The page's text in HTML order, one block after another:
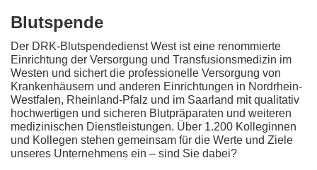
Blutspende
Der DRK-Blutspendedienst West ist eine renommierte
Einrichtung der Versorgung und Transfusionsmedizin im
Westen und sichert die professionelle Versorgung von
Krankenhäusern und anderen Einrichtungen in Nordrhein-
Westfalen, Rheinland-Pfalz und im Saarland mit qualitativ
hochwertigen und sicheren Blutpräparaten und weiteren
medizinischen Dienstleistungen. Über 1.200 Kolleginnen
und Kollegen stehen gemeinsam für die Werte und Ziele
unseres Unternehmens ein – sind Sie dabei?